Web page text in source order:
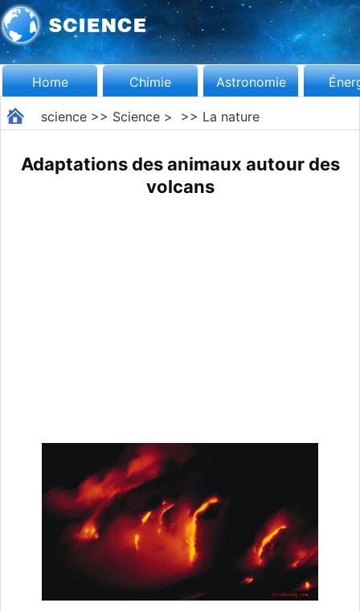
Home Chimie Astronomie
science>> Science> >> La nature
Adaptations des animaux autour des
volcans